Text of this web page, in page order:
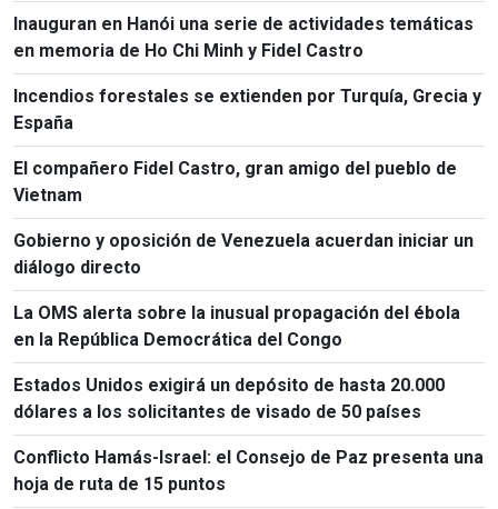
Inauguran en Hanói una serie de actividades temáticas
en memoria de Ho Chi Minh y Fidel Castro
Incendios forestales se extienden por Turquía, Grecia y
España
El compañero Fidel Castro, gran amigo del pueblo de
Vietnam
Gobierno y oposición de Venezuela acuerdan iniciar un
diálogo directo
La OMS alerta sobre la inusual propagación del ébola
en la República Democrática del Congo
Estados Unidos exigirá un depósito de hasta 20.000
dólares a los solicitantes de visado de 50 países
Conflicto Hamás-Israel: el Consejo de Paz presenta una
hoja de ruta de 15 puntos